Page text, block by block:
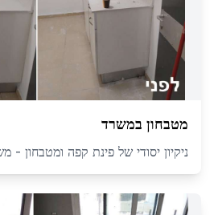
מטבחון במשרד
ניקיון יסודי של פינת קפה ומטבחון -